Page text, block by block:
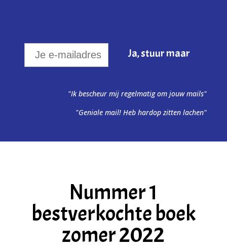
"Ik bescheur mij regelmatig om jouw mails"
"Geniale mail! Heb hardop zitten lachen"
Nummer 1
bestverkochte boek
zomer 2022